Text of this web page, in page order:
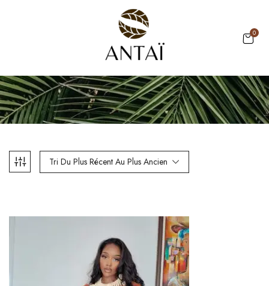
0
Tri Du Plus Récent Au Plus Ancien